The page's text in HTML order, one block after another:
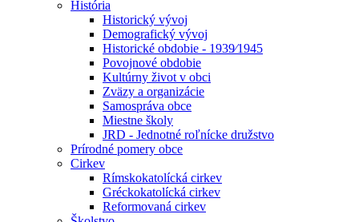
História
Historický vývoj
Demografický vývoj
Historické obdobie - 1939⁄1945
Povojnové obdobie
Kultúrny život v obci
Zväzy a organizácie
Samospráva obce
Miestne školy
JRD - Jednotné roľnícke družstvo
Prírodné pomery obce
Cirkev
Rímskokatolícká cirkev
Gréckokatolícká cirkev
Reformovaná cirkev